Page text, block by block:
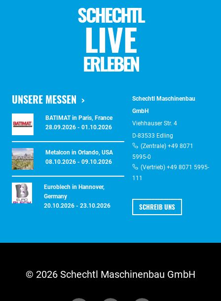
SCHECHTL
LIVE
ERLEBEN
UNSERE MESSEN
BATIMAT in Paris, France
28.09.2026 - 01.10.2026
Metalcon in Orlando, USA
08.10.2026 - 09.10.2026
Euroblech in Hannover,
Germany
20.10.2026 - 23.10.2026
Schechtl Maschinenbau
GmbH
Viehhauser Str. 4
D-83533 Edling
(Zentrale) +49 8071
5995-0
(Vertrieb) +49 8071 5995-
111
SCHREIB UNS
© 2026 Schechtl Maschinenbau GmbH